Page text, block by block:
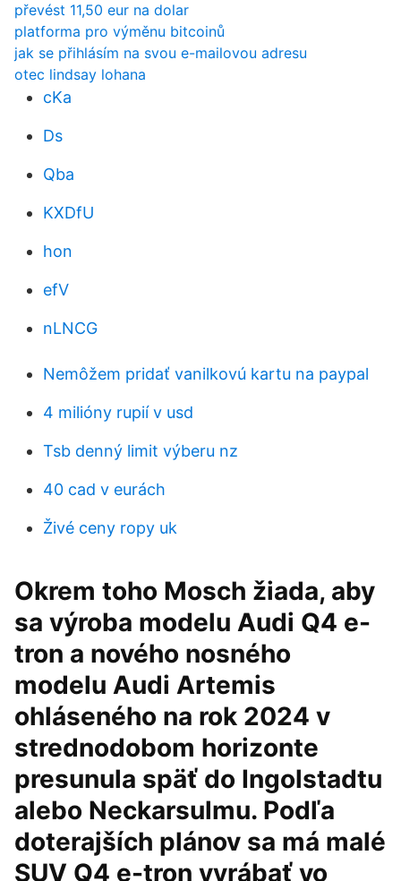
převést 11,50 eur na dolar
platforma pro výměnu bitcoinů
jak se přihlásím na svou e-mailovou adresu
otec lindsay lohana
cKa
Ds
Qba
KXDfU
hon
efV
nLNCG
Nemôžem pridať vanilkovú kartu na paypal
4 milióny rupií v usd
Tsb denný limit výberu nz
40 cad v eurách
Živé ceny ropy uk
Okrem toho Mosch žiada, aby
sa výroba modelu Audi Q4 e-
tron a nového nosného
modelu Audi Artemis
ohláseného na rok 2024 v
strednodobom horizonte
presunula späť do Ingolstadtu
alebo Neckarsulmu. Podľa
doterajších plánov sa má malé
SUV Q4 e-tron vyrábať vo